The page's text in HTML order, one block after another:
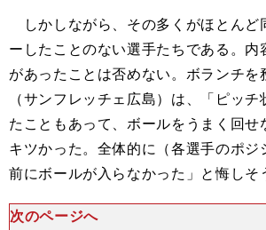
しかしながら、その多くがほとんど
ーしたことのない選手たちである。内
があったことは否めない。ボランチを
（サンフレッチェ広島）は、「ピッ
たこともあって、ボールをうまく回せ
キツかった。全体的に（各選手のポジ
前にボールが入らなかった」と悔しそ
次のページへ